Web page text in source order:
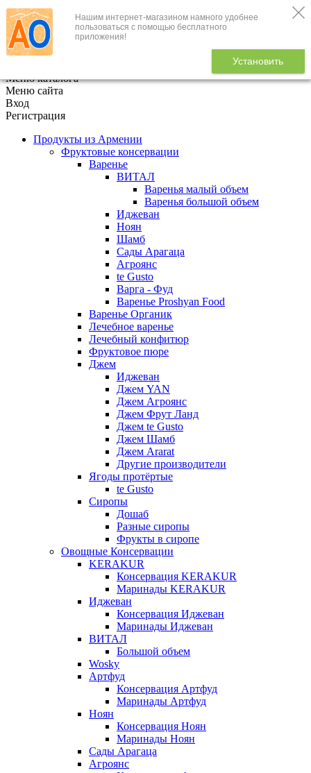
Нашим интернет-магазином намного удобнее
пользоваться с помощью бесплатного
приложения!
Установить
+7 (495) 646-888-1
В корзине
Меню каталога
Меню сайта
Вход
Регистрация
Продукты из Армении
Фруктовые консервации
Варенье
ВИТАЛ
Варенья малый объем
Варенья большой объем
Иджеван
Ноян
Шамб
Сады Арагаца
Агроянс
te Gusto
Варга - Фуд
Варенье Proshyan Food
Варенье Органик
Лечебное варенье
Лечебный конфитюр
Фруктовое пюре
Джем
Иджеван
Джем YAN
Джем Агроянс
Джем Фрут Ланд
Джем te Gusto
Джем Шамб
Джем Ararat
Другие производители
Ягоды протёртые
te Gusto
Сиропы
Дошаб
Разные сиропы
Фрукты в сиропе
Овощные Консервации
KERAKUR
Консервация KERAKUR
Маринады KERAKUR
Иджеван
Консервация Иджеван
Маринады Иджеван
ВИТАЛ
Большой объем
Wosky
Артфуд
Консервация Артфуд
Маринады Артфуд
Ноян
Консервация Ноян
Маринады Ноян
Сады Арагаца
Агроянс